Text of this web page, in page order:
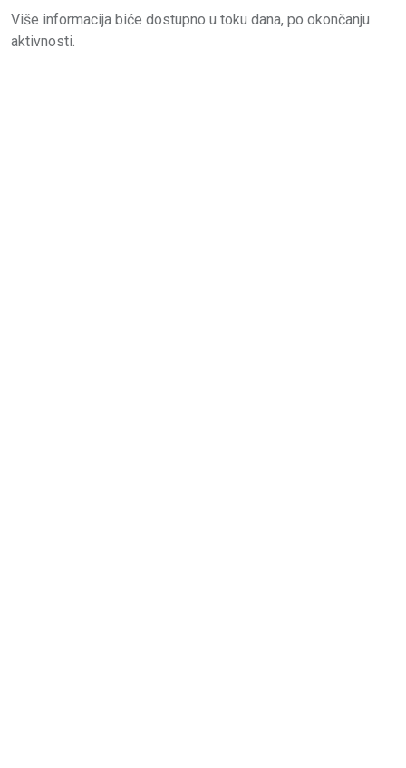
Više informacija biće dostupno u toku dana, po okončanju
aktivnosti.